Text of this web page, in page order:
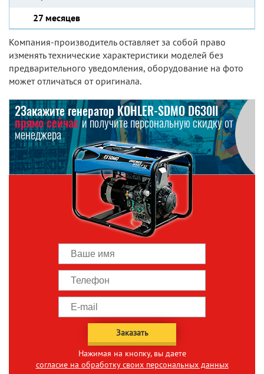
27 месяцев
Компания-производитель оставляет за собой право
изменять технические характеристики моделей без
предварительного уведомления, оборудование на фото
может отличаться от оригинала.
2Закажите генератор KOHLER-SDMO D630II
прямо сейчас и получите персональную скидку от
менеджера
Заказать
Нажимая на кнопку, вы даете
согласие на обработку своих персональных данных